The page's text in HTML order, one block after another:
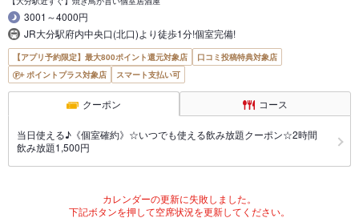
3001～4000円
JR大分駅府内中央口(北口)より徒歩1分!個室完備!
【アプリ予約限定】最大800ポイント還元対象店
口コミ投稿特典対象店
ポイントプラス対象店
スマート支払い可
クーポン コース
当日使える♪《個室確約》☆いつでも使える飲み放題クーポン☆2時間
飲み放題1,500円
カレンダーの更新に失敗しました。
下記ボタンを押して空席状況を更新してください。